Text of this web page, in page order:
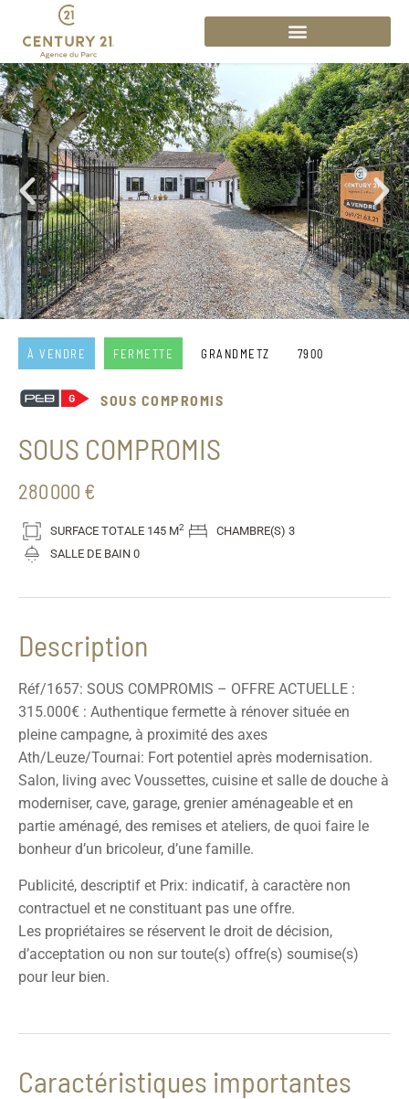
À VENDRE FERMETTE GRANDMETZ 7900
SOUS COMPROMIS
SOUS COMPROMIS
280 000 €
SURFACE TOTALE 145 M2 CHAMBRE(S) 3
SALLE DE BAIN 0
Description
Réf/1657: SOUS COMPROMIS – OFFRE ACTUELLE :
315.000€ : Authentique fermette à rénover située en
pleine campagne, à proximité des axes
Ath/Leuze/Tournai: Fort potentiel après modernisation.
Salon, living avec Voussettes, cuisine et salle de douche à
moderniser, cave, garage, grenier aménageable et en
partie aménagé, des remises et ateliers, de quoi faire le
bonheur d’un bricoleur, d’une famille.
Publicité, descriptif et Prix: indicatif, à caractère non
contractuel et ne constituant pas une offre.
Les propriétaires se réservent le droit de décision,
d’acceptation ou non sur toute(s) offre(s) soumise(s)
pour leur bien.
Caractéristiques importantes